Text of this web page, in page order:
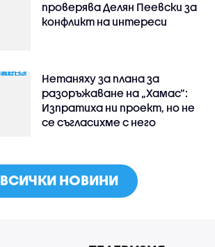
проверява Делян Пеевски за
конфликт на интереси
Нетаняху за плана за
разоръжаване на „Хамас“:
Изпратиха ни проект, но не
се съгласихме с него
ВСИЧКИ НОВИНИ